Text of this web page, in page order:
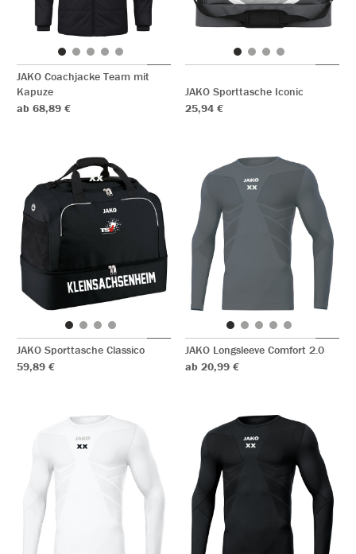
JAKO Coachjacke Team mit
Kapuze
ab 68,89 €
JAKO Sporttasche Iconic
25,94 €
JAKO Sporttasche Classico
59,89 €
JAKO Longsleeve Comfort 2.0
ab 20,99 €